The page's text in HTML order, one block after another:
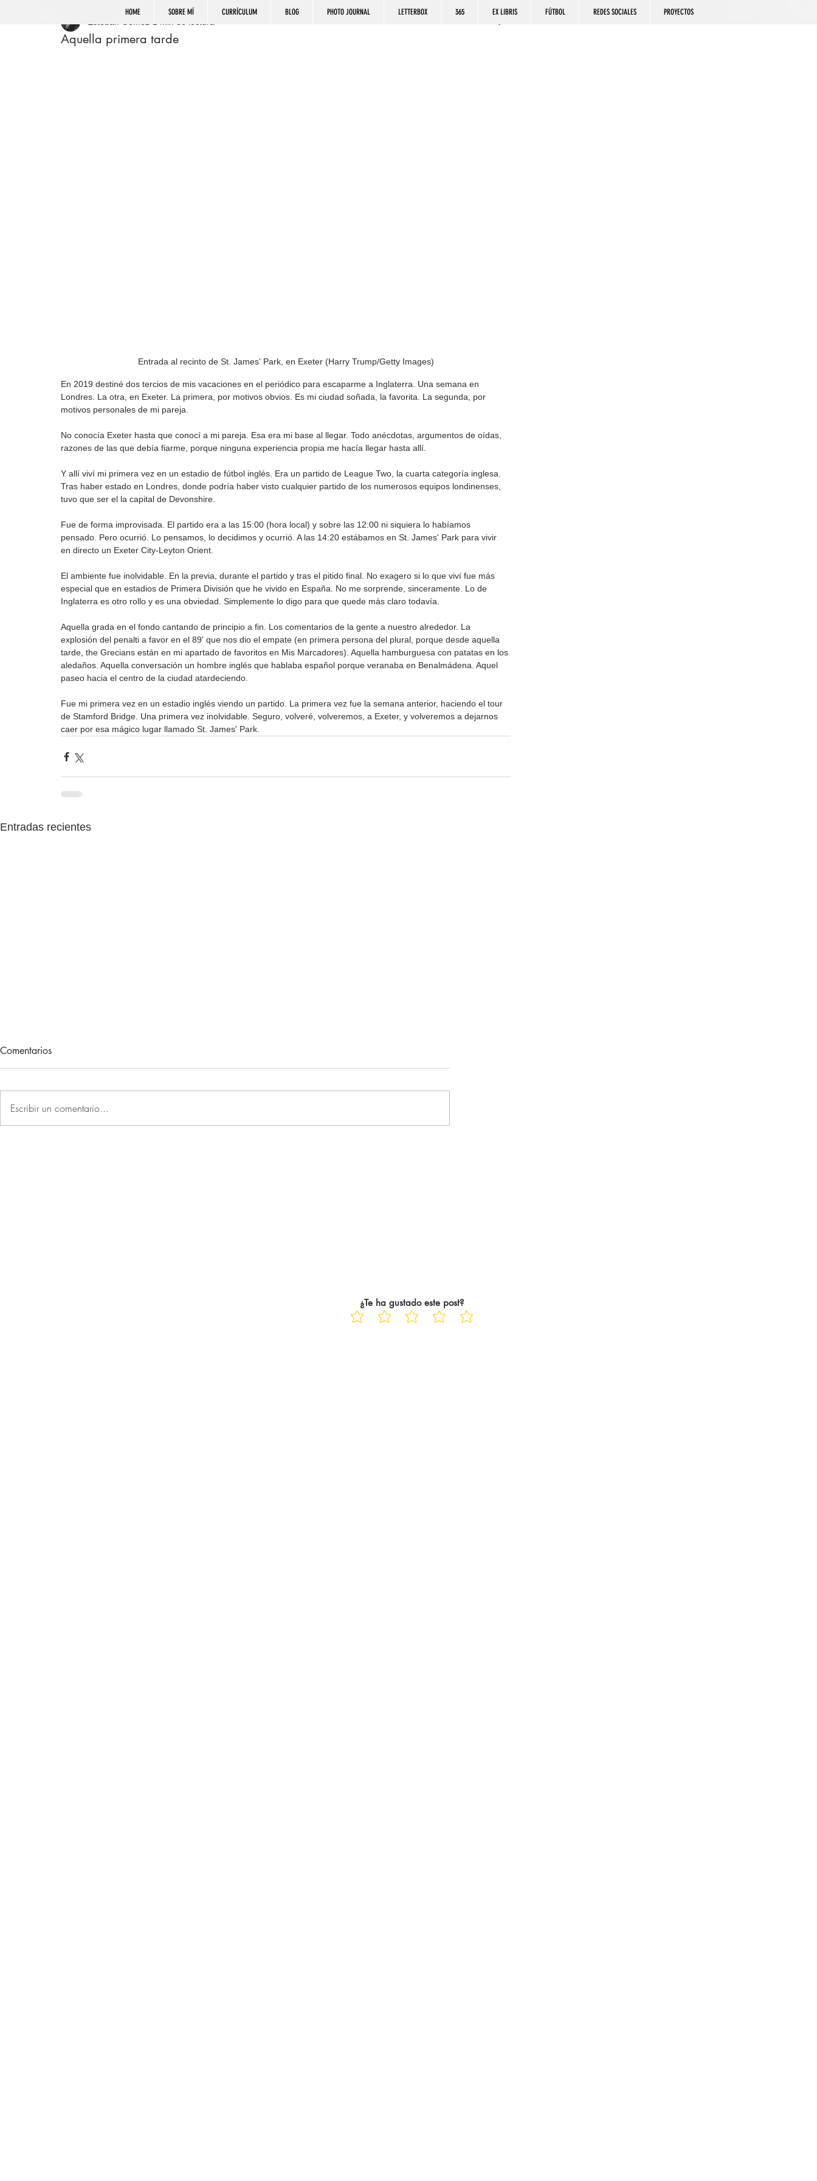
Aquella primera tarde
Entrada al recinto de St. James' Park, en Exeter (Harry Trump/Getty Images)
En 2019 destiné dos tercios de mis vacaciones en el periódico para escaparme a Inglaterra. Una semana en
Londres. La otra, en Exeter. La primera, por motivos obvios. Es mi ciudad soñada, la favorita. La segunda, por
motivos personales de mi pareja.
No conocía Exeter hasta que conocí a mi pareja. Esa era mi base al llegar. Todo anécdotas, argumentos de oídas,
razones de las que debía fiarme, porque ninguna experiencia propia me hacía llegar hasta allí.
Y allí viví mi primera vez en un estadio de fútbol inglés. Era un partido de League Two, la cuarta categoría inglesa.
Tras haber estado en Londres, donde podría haber visto cualquier partido de los numerosos equipos londinenses,
tuvo que ser el la capital de Devonshire.
Fue de forma improvisada. El partido era a las 15:00 (hora local) y sobre las 12:00 ni siquiera lo habíamos
pensado. Pero ocurrió. Lo pensamos, lo decidimos y ocurrió. A las 14:20 estábamos en St. James' Park para vivir
en directo un Exeter City-Leyton Orient.
El ambiente fue inolvidable. En la previa, durante el partido y tras el pitido final. No exagero si lo que viví fue más
especial que en estadios de Primera División que he vivido en España. No me sorprende, sinceramente. Lo de
Inglaterra es otro rollo y es una obviedad. Simplemente lo digo para que quede más claro todavía.
Aquella grada en el fondo cantando de principio a fin. Los comentarios de la gente a nuestro alrededor. La
explosión del penalti a favor en el 89' que nos dio el empate (en primera persona del plural, porque desde aquella
tarde, the Grecians están en mi apartado de favoritos en Mis Marcadores). Aquella hamburguesa con patatas en los
aledaños. Aquella conversación un hombre inglés que hablaba español porque veranaba en Benalmádena. Aquel
paseo hacia el centro de la ciudad atardeciendo.
Fue mi primera vez en un estadio inglés viendo un partido. La primera vez fue la semana anterior, haciendo el tour
de Stamford Bridge. Una primera vez inolvidable. Seguro, volveré, volveremos, a Exeter, y volveremos a dejarnos
caer por esa mágico lugar llamado St. James' Park.
Entradas recientes
Historia, modernidad: Craven
fútbol. En cualquiera de las
Algo más que un derbi
Ibroox Park es historia viva del
Comentarios
Escribir un comentario...
HOME SOBRE MÍ CURRÍCULUM BLOG PHOTO JOURNAL LETTERBOX 365 EX LIBRIS FÚTBOL REDES SOCIALES PROYECTOS
¿Te ha gustado este post?